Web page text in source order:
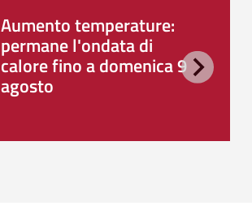
Aumento temperature:
permane l'ondata di
calore fino a domenica 9
agosto